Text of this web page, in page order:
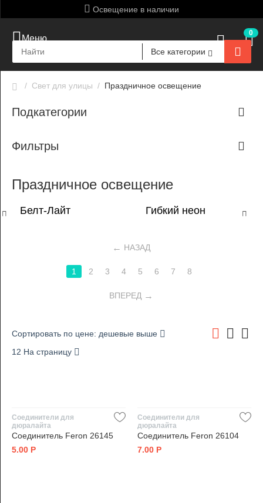
Освещение в наличии
Все категории
0
Меню
/ Свет для улицы / Праздничное освещение
Подкатегории
Фильтры
Праздничное освещение
Белт-Лайт Гибкий неон
НАЗАД
1 2 3 4 5 6 7 8
ВПЕРЕД
Сортировать по цене: дешевые выше
12 На страницу
Соединители для
дюралайта
Соединитель Feron 26145
5.00 Р
Соединители для
дюралайта
Соединитель Feron 26104
7.00 Р